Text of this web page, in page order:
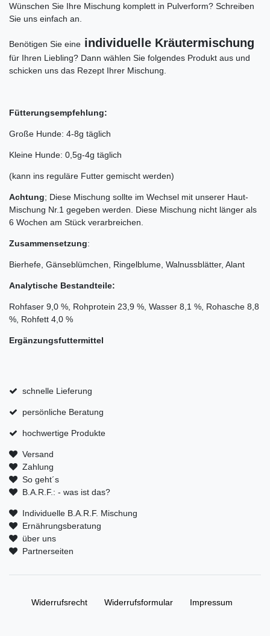
Wünschen Sie Ihre Mischung komplett in Pulverform? Schreiben
Sie uns einfach an.
Benötigen Sie eine individuelle Kräutermischung
für Ihren Liebling? Dann wählen Sie folgendes Produkt aus und
schicken uns das Rezept Ihrer Mischung.
Fütterungsempfehlung:
Große Hunde: 4-8g täglich
Kleine Hunde: 0,5g-4g täglich
(kann ins reguläre Futter gemischt werden)
Achtung; Diese Mischung sollte im Wechsel mit unserer Haut-
Mischung Nr.1 gegeben werden. Diese Mischung nicht länger als
6 Wochen am Stück verarbreichen.
Zusammensetzung:
Bierhefe, Gänseblümchen, Ringelblume, Walnussblätter, Alant
Analytische Bestandteile:
Rohfaser 9,0 %, Rohprotein 23,9 %, Wasser 8,1 %, Rohasche 8,8
%, Rohfett 4,0 %
Ergänzungsfuttermittel
schnelle Lieferung
persönliche Beratung
hochwertige Produkte
Versand
Zahlung
So geht´s
B.A.R.F.: - was ist das?
Individuelle B.A.R.F. Mischung
Ernährungsberatung
über uns
Partnerseiten
Widerrufs­recht Widerrufs­formular Impressum